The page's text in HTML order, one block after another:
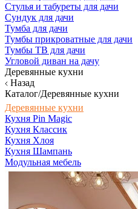
Стулья и табуреты для дачи
Сундук для дачи
Тумба для дачи
Тумбы прикроватные для дачи
Тумбы ТВ для дачи
Угловой диван на дачу
Деревянные кухни
Назад
Каталог/Деревянные кухни
Деревянные кухни
Кухня Pin Magic
Кухня Классик
Кухня Хлоя
Кухня Шампань
Модульная мебель